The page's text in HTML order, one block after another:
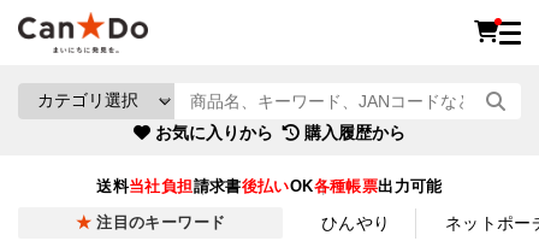
お気に入りから 購入履歴から
送料当社負担請求書後払いOK各種帳票出力可能
注目のキーワード ひんやり ネットポー